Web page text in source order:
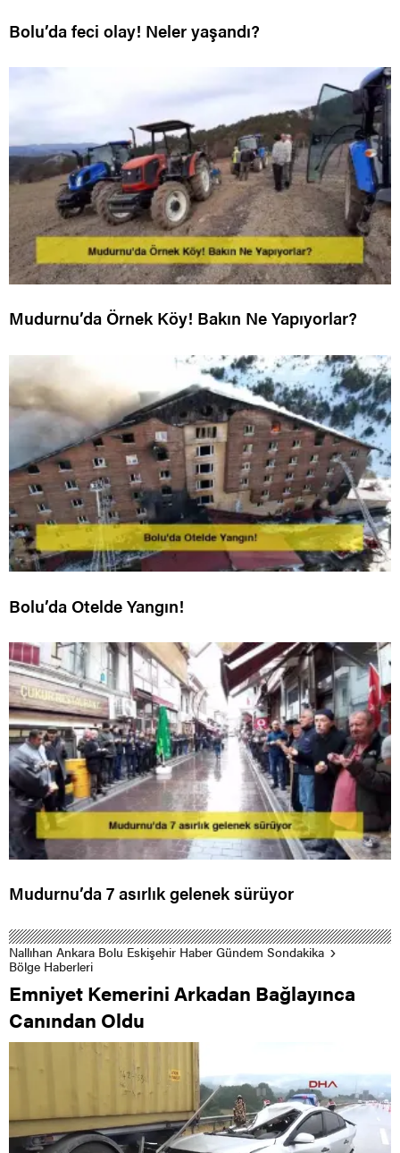
Bolu’da feci olay! Neler yaşandı?
Mudurnu’da Örnek Köy! Bakın Ne Yapıyorlar?
Bolu’da Otelde Yangın!
Mudurnu’da 7 asırlık gelenek sürüyor
Nallıhan Ankara Bolu Eskişehir Haber Gündem Sondakika
Bölge Haberleri
Emniyet Kemerini Arkadan Bağlayınca
Canından Oldu